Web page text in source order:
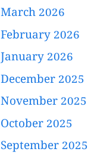
March 2026
February 2026
January 2026
December 2025
November 2025
October 2025
September 2025